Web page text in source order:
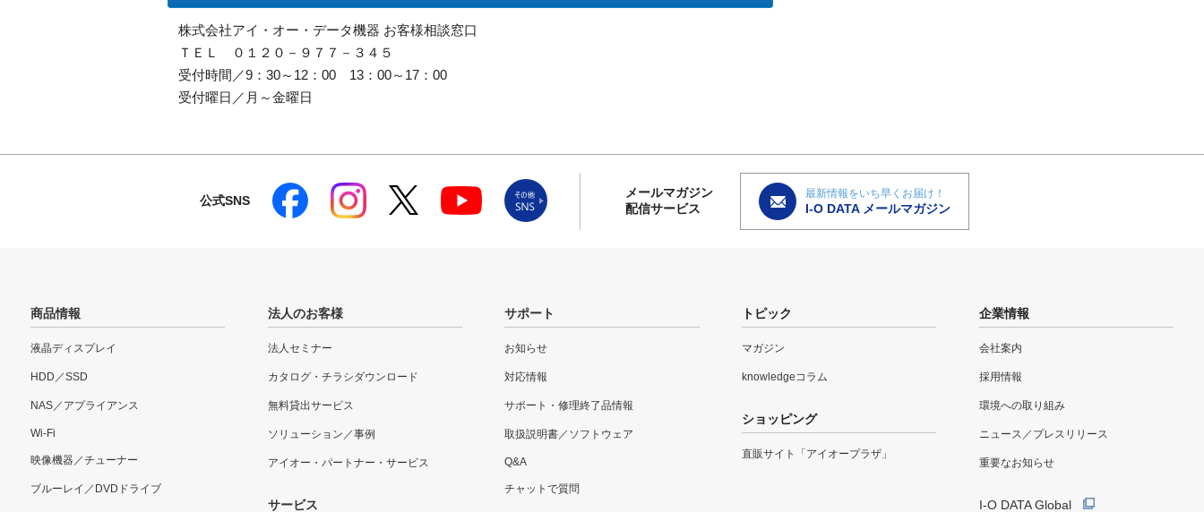
株式会社アイ・オー・データ機器 お客様相談窓口
ＴＥＬ ０１２０－９７７－３４５
受付時間／9：30～12：00 13：00～17：00
受付曜日／月～金曜日
公式SNS
メールマガジン
配信サービス
最新情報をいち早くお届け！
I-O DATA メールマガジン
商品情報
液晶ディスプレイ
HDD／SSD
NAS／アプライアンス
Wi-Fi
映像機器／チューナー
ブルーレイ／DVDドライブ
法人のお客様
法人セミナー
カタログ・チラシダウンロード
無料貸出サービス
ソリューション／事例
アイオー・パートナー・サービス
サービス
サポート
お知らせ
対応情報
サポート・修理終了品情報
取扱説明書／ソフトウェア
Q&A
チャットで質問
トピック
マガジン
knowledgeコラム
ショッピング
直販サイト「アイオープラザ」
企業情報
会社案内
採用情報
環境への取り組み
ニュース／プレスリリース
重要なお知らせ
I-O DATA Global